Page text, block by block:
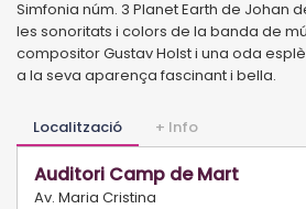
Simfonia núm. 3 Planet Earth de Johan
les sonoritats i colors de la banda de
compositor Gustav Holst i una oda
a la seva aparença fascinant i bella.
Localització + Info
Auditori Camp de Mart
Av. Maria Cristina